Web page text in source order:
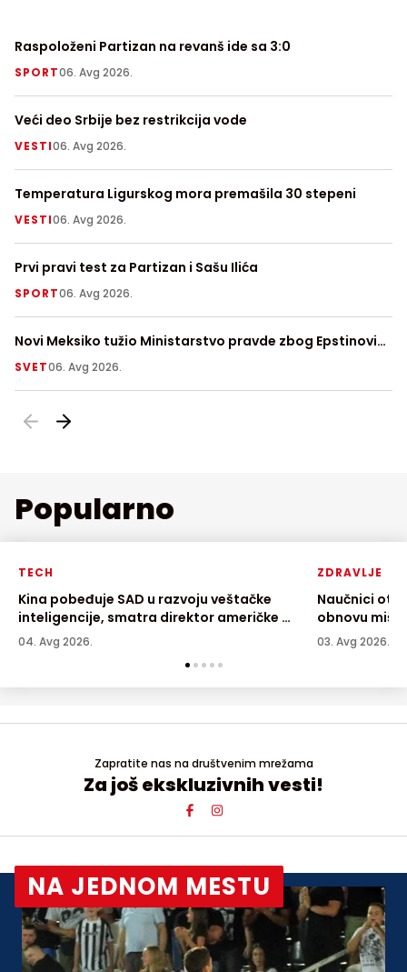
Raspoloženi Partizan na revanš ide sa 3:0
SPORT06. Avg 2026.
Veći deo Srbije bez restrikcija vode
VESTI06. Avg 2026.
Temperatura Ligurskog mora premašila 30 stepeni
VESTI06. Avg 2026.
Prvi pravi test za Partizan i Sašu Ilića
SPORT06. Avg 2026.
Novi Meksiko tužio Ministarstvo pravde zbog Epstinovih
dosijea
SVET06. Avg 2026.
Popularno
TECH
Kina pobeđuje SAD u razvoju veštačke
inteligencije, smatra direktor američke AI
kompanije
04. Avg 2026.
ZDRAVLJE
Naučnici
obnovu
03. Avg 2026.
Zapratite nas na društvenim mrežama
Za još ekskluzivnih vesti!
NA JEDNOM MESTU